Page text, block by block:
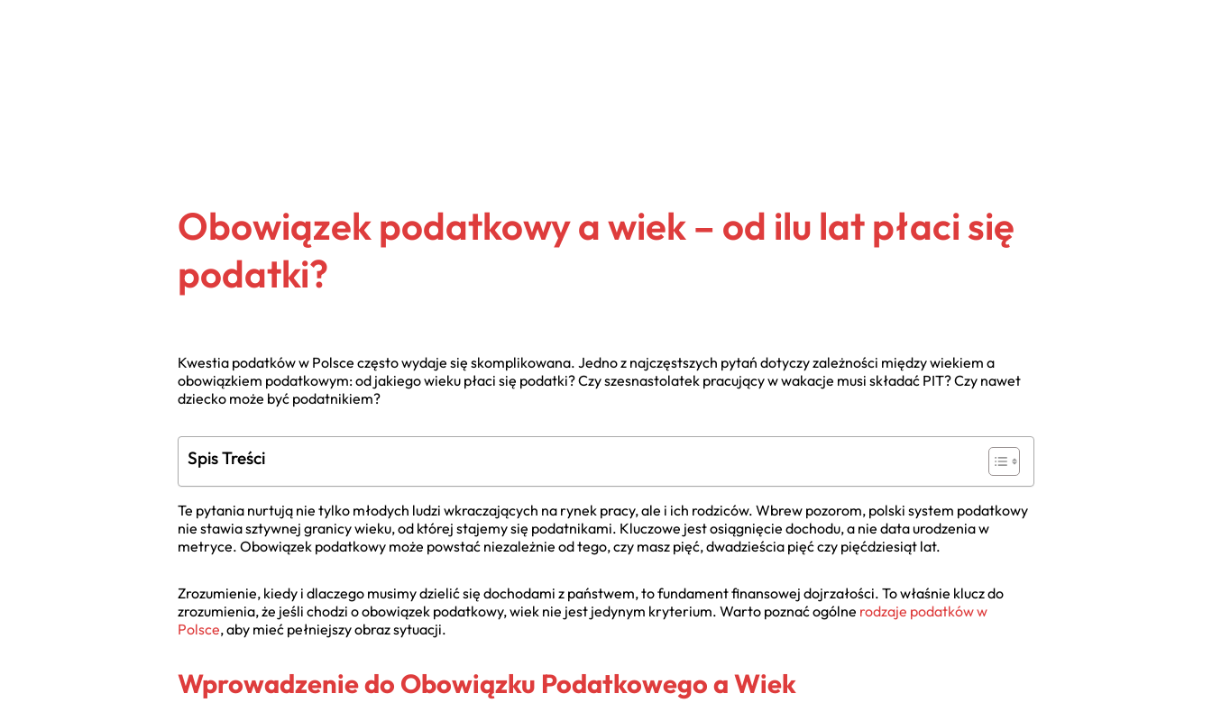
Obowiązek podatkowy a wiek – od ilu lat płaci się
podatki?
Kwestia podatków w Polsce często wydaje się skomplikowana. Jedno z najczęstszych pytań dotyczy zależności między wiekiem a
obowiązkiem podatkowym: od jakiego wieku płaci się podatki? Czy szesnastolatek pracujący w wakacje musi składać PIT? Czy nawet
dziecko może być podatnikiem?
Spis Treści
Te pytania nurtują nie tylko młodych ludzi wkraczających na rynek pracy, ale i ich rodziców. Wbrew pozorom, polski system podatkowy
nie stawia sztywnej granicy wieku, od której stajemy się podatnikami. Kluczowe jest osiągnięcie dochodu, a nie data urodzenia w
metryce. Obowiązek podatkowy może powstać niezależnie od tego, czy masz pięć, dwadzieścia pięć czy pięćdziesiąt lat.
Zrozumienie, kiedy i dlaczego musimy dzielić się dochodami z państwem, to fundament finansowej dojrzałości. To właśnie klucz do
zrozumienia, że jeśli chodzi o obowiązek podatkowy, wiek nie jest jedynym kryterium. Warto poznać ogólne rodzaje podatków w
Polsce, aby mieć pełniejszy obraz sytuacji.
Wprowadzenie do Obowiązku Podatkowego a Wiek